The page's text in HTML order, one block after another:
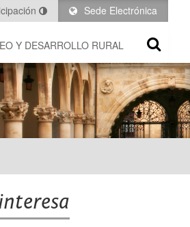
Sede Electrónica
Y DESARROLLO RURAL